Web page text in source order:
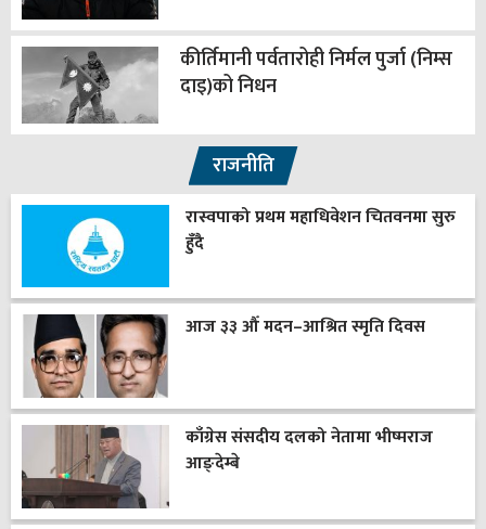
कीर्तिमानी पर्वतारोही निर्मल पुर्जा (निम्स
दाइ)को निधन
राजनीति
रास्वपाको प्रथम महाधिवेशन चितवनमा सुरु
हुँदै
आज ३३ औँ मदन–आश्रित स्मृति दिवस
काँग्रेस संसदीय दलको नेतामा भीष्मराज
आङ्देम्बे